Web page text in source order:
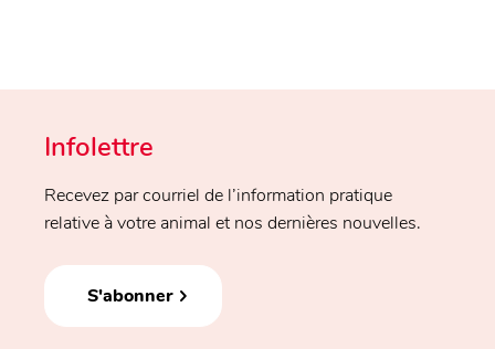
Infolettre
Recevez par courriel de l’information pratique
relative à votre animal et nos dernières nouvelles.
S'abonner